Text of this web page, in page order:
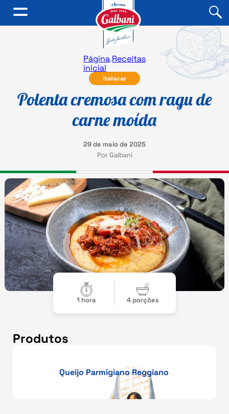
Página
inicial
.Receitas
Italianas
Polenta cremosa com ragu de
carne moída
29 de maio de 2025
Por Galbani
1 hora 4 porções
Produtos
Queijo Parmigiano Reggiano